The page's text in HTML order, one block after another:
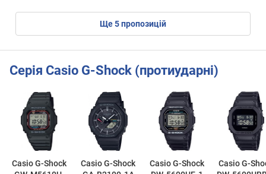
ще5пропозицій
Серія Casio G-Shock (протиударні)
Casio G-Shock
Casio G-Shock
Casio G-Shock
Casio G-